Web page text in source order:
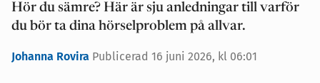
Hör du sämre? Här är sju anledningar till varför
du bör ta dina hörselproblem på allvar.
Johanna Rovira Publicerad 16 juni 2026, kl 06:01